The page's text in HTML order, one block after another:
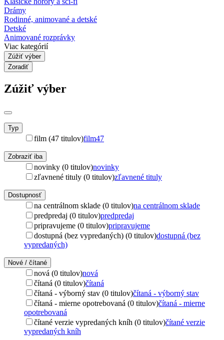
Drámy
Rodinné, animované a detské
Detské
Animované rozprávky
Viac kategórií
Zúžiť výber
Zoradiť
Zúžiť výber
Typ
film (47 titulov)film47
Zobraziť iba
novinky (0 titulov)novinky
zľavnené tituly (0 titulov)zľavnené tituly
Dostupnosť
na centrálnom sklade (0 titulov)na centrálnom sklade
predpredaj (0 titulov)predpredaj
pripravujeme (0 titulov)pripravujeme
dostupná (bez vypredaných) (0 titulov)dostupná (bez
vypredaných)
Nové / čítané
nová (0 titulov)nová
čítaná (0 titulov)čítaná
čítaná - výborný stav (0 titulov)čítaná - výborný stav
čítaná - mierne opotrebovaná (0 titulov)čítaná - mierne
opotrebovaná
čítané verzie vypredaných kníh (0 titulov)čítané verzie
vypredaných kníh